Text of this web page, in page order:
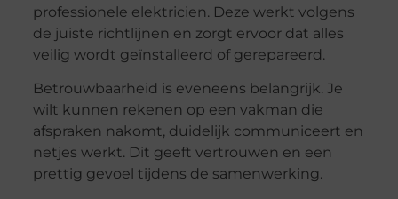
professionele elektricien. Deze werkt volgens
de juiste richtlijnen en zorgt ervoor dat alles
veilig wordt geïnstalleerd of gerepareerd.
Betrouwbaarheid is eveneens belangrijk. Je
wilt kunnen rekenen op een vakman die
afspraken nakomt, duidelijk communiceert en
netjes werkt. Dit geeft vertrouwen en een
prettig gevoel tijdens de samenwerking.